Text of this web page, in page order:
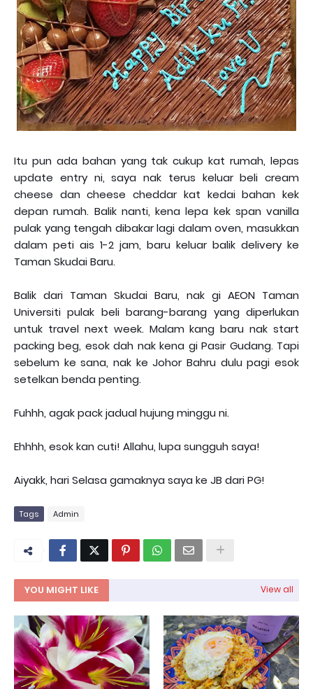
Itu pun ada bahan yang tak cukup kat rumah, lepas
update entry ni, saya nak terus keluar beli cream
cheese dan cheese cheddar kat kedai bahan kek
depan rumah. Balik nanti, kena lepa kek span vanilla
pulak yang tengah dibakar lagi dalam oven, masukkan
dalam peti ais 1-2 jam, baru keluar balik delivery ke
Taman Skudai Baru.
Balik dari Taman Skudai Baru, nak gi AEON Taman
Universiti pulak beli barang-barang yang diperlukan
untuk travel next week. Malam kang baru nak start
packing beg, esok dah nak kena gi Pasir Gudang. Tapi
sebelum ke sana, nak ke Johor Bahru dulu pagi esok
setelkan benda penting.
Fuhhh, agak pack jadual hujung minggu ni.
Ehhhh, esok kan cuti! Allahu, lupa sungguh saya!
Aiyakk, hari Selasa gamaknya saya ke JB dari PG!
Tags Admin
YOU MIGHT LIKE View all